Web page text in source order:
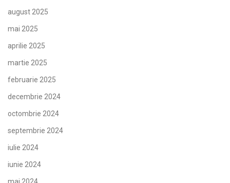
august 2025
mai 2025
aprilie 2025
martie 2025
februarie 2025
decembrie 2024
octombrie 2024
septembrie 2024
iulie 2024
iunie 2024